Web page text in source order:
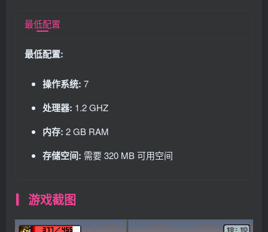
最低配置
最低配置:
操作系统: 7
处理器: 1.2 GHZ
内存: 2 GB RAM
存储空间: 需要 320 MB 可用空间
游戏截图